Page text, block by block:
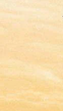
лекции
книги